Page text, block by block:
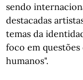
sendo
destacadas
temas da
foco em
humanos".